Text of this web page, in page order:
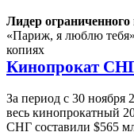
Лидер ограниченного
«Париж, я люблю
копиях
Кинопрокат
За период с 30 ноября
весь кинопрокатный
СНГ составили $565